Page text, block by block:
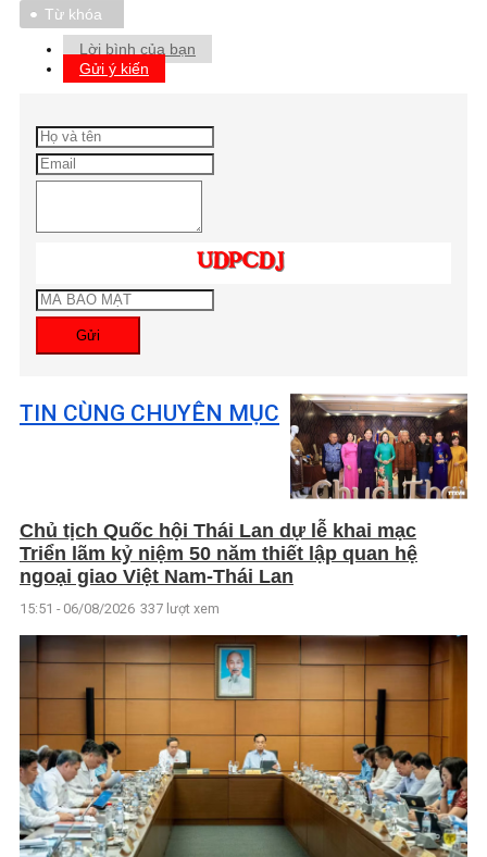
Từ khóa
Lời bình của bạn
Gửi ý kiến
Gửi
TIN CÙNG CHUYÊN MỤC
Chủ tịch Quốc hội Thái Lan dự lễ khai mạc
Triển lãm kỷ niệm 50 năm thiết lập quan hệ
ngoại giao Việt Nam-Thái Lan
15:51 - 06/08/2026 337 lượt xem